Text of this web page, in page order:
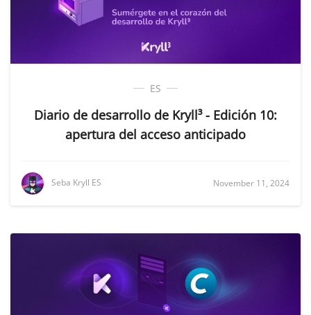
ES
Diario de desarrollo de Kryll³ - Edición 10:
apertura del acceso anticipado
Seba Kryll ES November 11, 2024